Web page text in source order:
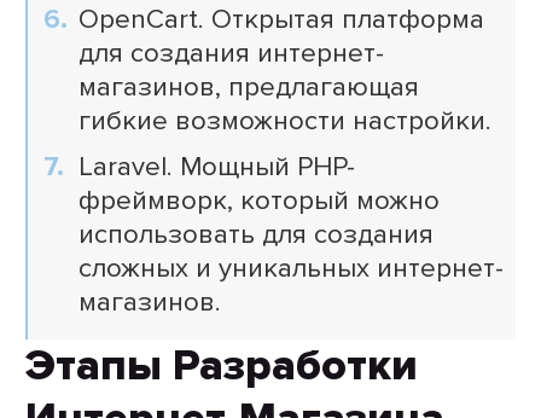
OpenCart. Открытая платформа
для создания интернет-
магазинов, предлагающая
гибкие возможности настройки.
Laravel. Мощный PHP-
фреймворк, который можно
использовать для создания
сложных и уникальных интернет-
магазинов.
Этапы Разработки